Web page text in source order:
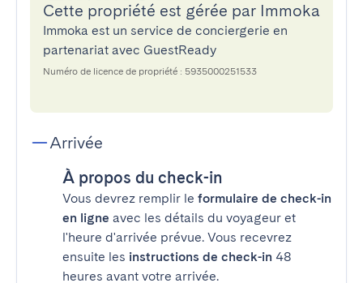
Cette propriété est gérée par Immoka
Immoka est un service de conciergerie en
partenariat avec GuestReady
Numéro de licence de propriété : 5935000251533
Arrivée
À propos du check-in
Vous devrez remplir le formulaire de check-in
en ligne avec les détails du voyageur et
l'heure d'arrivée prévue. Vous recevrez
ensuite les instructions de check-in 48
heures avant votre arrivée.